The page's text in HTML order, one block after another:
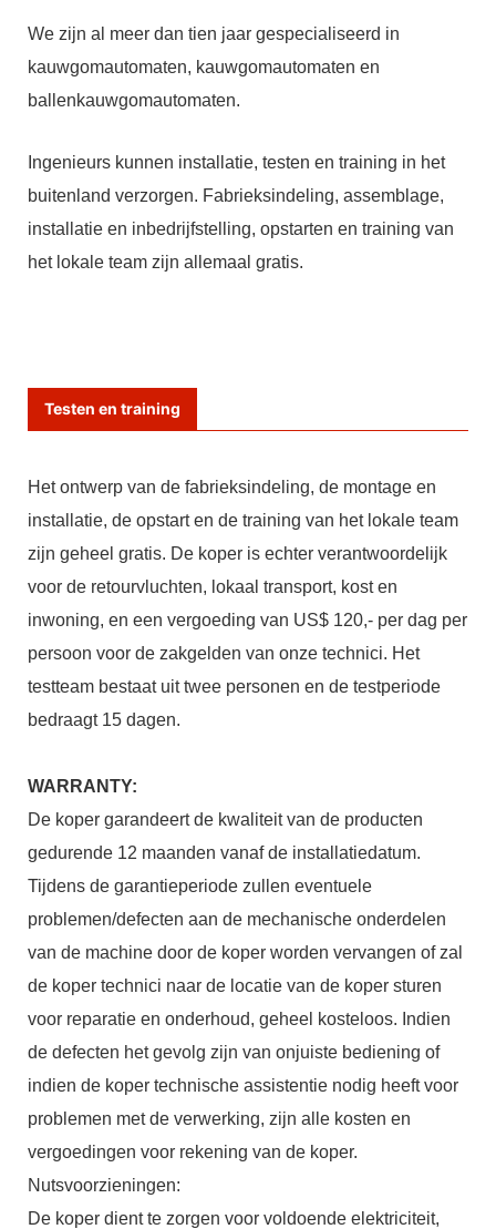
We zijn al meer dan tien jaar gespecialiseerd in
kauwgomautomaten, kauwgomautomaten en
ballenkauwgomautomaten.
Ingenieurs kunnen installatie, testen en training in het
buitenland verzorgen. Fabrieksindeling, assemblage,
installatie en inbedrijfstelling, opstarten en training van
het lokale team zijn allemaal gratis.
Testen en training
Het ontwerp van de fabrieksindeling, de montage en
installatie, de opstart en de training van het lokale team
zijn geheel gratis. De koper is echter verantwoordelijk
voor de retourvluchten, lokaal transport, kost en
inwoning, en een vergoeding van US$ 120,- per dag per
persoon voor de zakgelden van onze technici. Het
testteam bestaat uit twee personen en de testperiode
bedraagt ​​15 dagen.
WARRANTY:
De koper garandeert de kwaliteit van de producten
gedurende 12 maanden vanaf de installatiedatum.
Tijdens de garantieperiode zullen eventuele
problemen/defecten aan de mechanische onderdelen
van de machine door de koper worden vervangen of zal
de koper technici naar de locatie van de koper sturen
voor reparatie en onderhoud, geheel kosteloos. Indien
de defecten het gevolg zijn van onjuiste bediening of
indien de koper technische assistentie nodig heeft voor
problemen met de verwerking, zijn alle kosten en
vergoedingen voor rekening van de koper.
Nutsvoorzieningen:
De koper dient te zorgen voor voldoende elektriciteit,